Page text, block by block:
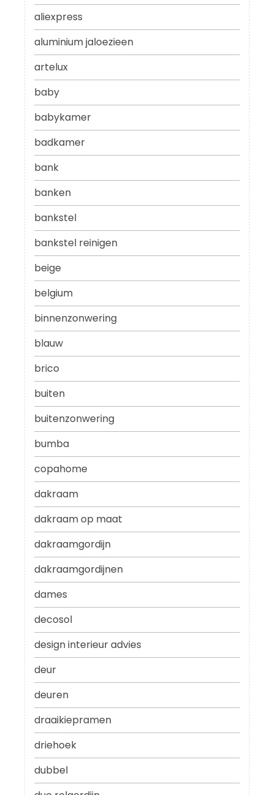
aliexpress
aluminium jaloezieen
artelux
baby
babykamer
badkamer
bank
banken
bankstel
bankstel reinigen
beige
belgium
binnenzonwering
blauw
brico
buiten
buitenzonwering
bumba
copahome
dakraam
dakraam op maat
dakraamgordijn
dakraamgordijnen
dames
decosol
design interieur advies
deur
deuren
draaikiepramen
driehoek
dubbel